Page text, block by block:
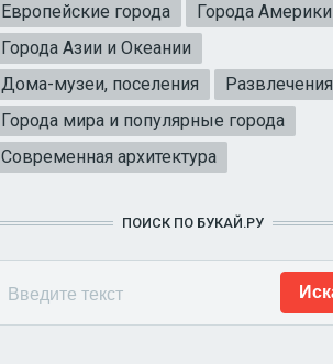
Европейские города
Города Америки
Города Азии и Океании
Дома-музеи, поселения
Развлечения
Города мира и популярные города
Современная архитектура
ПОИСК ПО БУКАЙ.РУ